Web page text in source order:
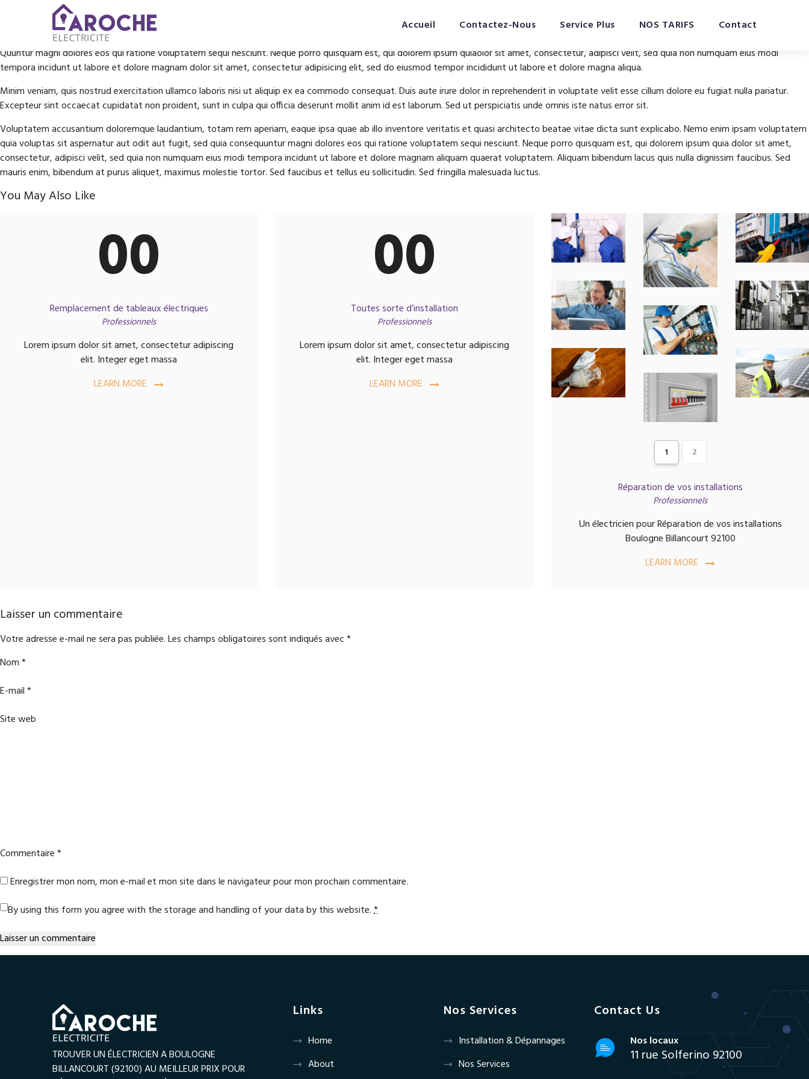
Accueil Contactez-Nous Service Plus NOS TARIFS Contact
Upgrades/Retrofitting
Quuntur magni dolores eos qui ratione voluptatem sequi nesciunt. Neque porro quisquam est, qui dolorem ipsum quiaolor sit amet, consectetur, adipisci velit, sed quia non numquam eius modi
tempora incidunt ut labore et dolore magnam dolor sit amet, consectetur adipisicing elit, sed do eiusmod tempor incididunt ut labore et dolore magna aliqua.
Minim veniam, quis nostrud exercitation ullamco laboris nisi ut aliquip ex ea commodo consequat. Duis aute irure dolor in reprehenderit in voluptate velit esse cillum dolore eu fugiat nulla pariatur.
Excepteur sint occaecat cupidatat non proident, sunt in culpa qui officia deserunt mollit anim id est laborum. Sed ut perspiciatis unde omnis iste natus error sit.
Voluptatem accusantium doloremque laudantium, totam rem aperiam, eaque ipsa quae ab illo inventore veritatis et quasi architecto beatae vitae dicta sunt explicabo. Nemo enim ipsam voluptatem
quia voluptas sit aspernatur aut odit aut fugit, sed quia consequuntur magni dolores eos qui ratione voluptatem sequi nesciunt. Neque porro quisquam est, qui dolorem ipsum quia dolor sit amet,
consectetur, adipisci velit, sed quia non numquam eius modi tempora incidunt ut labore et dolore magnam aliquam quaerat voluptatem. Aliquam bibendum lacus quis nulla dignissim faucibus. Sed
mauris enim, bibendum at purus aliquet, maximus molestie tortor. Sed faucibus et tellus eu sollicitudin. Sed fringilla malesuada luctus.
You May Also Like
00
Remplacement de tableaux électriques
Professionnels
Lorem ipsum dolor sit amet, consectetur adipiscing
elit. Integer eget massa
LEARN MORE
00
Toutes sorte d’installation
Professionnels
Lorem ipsum dolor sit amet, consectetur adipiscing
elit. Integer eget massa
LEARN MORE
1 2
Réparation de vos installations
Professionnels
Un électricien pour Réparation de vos installations
Boulogne Billancourt 92100
LEARN MORE
Laisser un commentaire
Votre adresse e-mail ne sera pas publiée.Les champs obligatoires sont indiqués avec*
Nom*
E-mail*
Site web
Commentaire*
Enregistrer mon nom, mon e-mail et mon site dans le navigateur pour mon prochain commentaire.
By using this form you agree with the storage and handling of your data by this website.*
TROUVER UN ÉLECTRICIEN A BOULOGNE
BILLANCOURT (92100) AU MEILLEUR PRIX POUR
Links
Home
About
Nos Services
Installation & Dépannages
Nos Services
Contact Us
Nos locaux
11 rue Solferino 92100